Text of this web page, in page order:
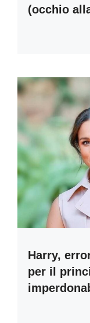
(occhio
Harry,
per il